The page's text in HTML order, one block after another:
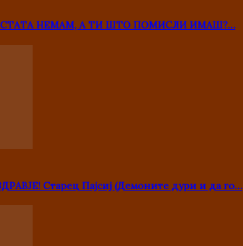
НЕМАМ, А ТИ ШТО ПОМИСЛИ ИМАШ?…
Старец Пајсиј (Демоните дури и да го…